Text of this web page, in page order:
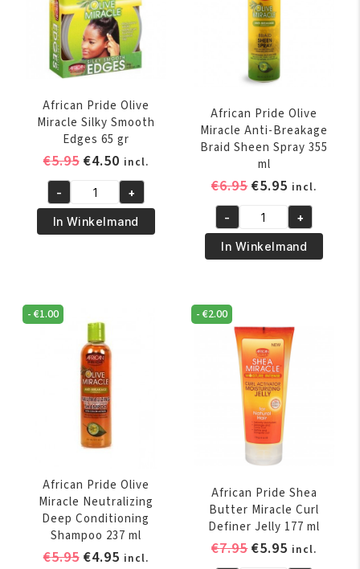
African Pride Olive
Miracle Silky Smooth
Edges 65 gr
€5.95 Oorspronkelijke
was:
€5.95.
€4.50Huidige
prijs
is:
€4.50.
incl.
African
Pride
Olive
Edges
aantal
- +
In Winkelmand
African Pride Olive
Miracle Anti-Breakage
Braid Sheen Spray 355
ml
€6.95
was:
€6.95.
€5.95 Huidige
prijs
is:
€5.95.
incl.
African
Pride
Olive
Anti-
Breakage
Braid
Sheen
Spray
aantal
- +
In Winkelmand
-€1.00
African Pride Olive
Miracle Neutralizing
Deep Conditioning
Shampoo 237 ml
€5.95 Oorspronkelijke
€4.95Huidige
incl.
-€2.00
African Pride Shea
Butter Miracle Curl
Definer Jelly 177 ml
€7.95 €5.95 Huidige
incl.